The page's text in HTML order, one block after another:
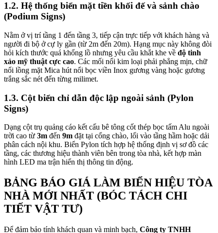
1.2. Hệ thống biển mặt tiền khối đế và sảnh chào
(Podium Signs)
Nằm ở vị trí tầng 1 đến tầng 3, tiếp cận trực tiếp với khách hàng và
người đi bộ ở cự ly gần (từ 2m đến 20m). Hạng mục này không đòi
hỏi kích thước quá khổng lồ nhưng yêu cầu khắt khe về độ tinh
xảo mỹ thuật cực cao. Các mối nối kim loại phải phẳng mịn, chữ
nổi lồng mặt Mica hút nổi bọc viền Inox gương vàng hoặc gương
trắng sắc nét đến từng milimet.
1.3. Cột biển chỉ dẫn độc lập ngoài sảnh (Pylon
Signs)
Dạng cột trụ quảng cáo kết cấu bê tông cốt thép bọc tấm Alu ngoài
trời cao từ 3m đến 9m đặt tại cổng chào, lối vào tầng hầm hoặc dải
phân cách nội khu. Biển Pylon tích hợp hệ thống định vị sơ đồ các
tầng, các thương hiệu thành viên bên trong tòa nhà, kết hợp màn
hình LED ma trận hiển thị thông tin động.
BẢNG BÁO GIÁ LÀM BIỂN HIỆU TÒA
NHÀ MỚI NHẤT (BÓC TÁCH CHI
TIẾT VẬT TƯ)
Để đảm bảo tính khách quan và minh bạch, Công ty TNHH